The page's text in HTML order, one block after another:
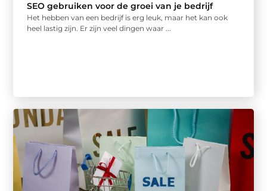
SEO gebruiken voor de groei van je bedrijf
Het hebben van een bedrijf is erg leuk, maar het kan ook
heel lastig zijn. Er zijn veel dingen waar ...